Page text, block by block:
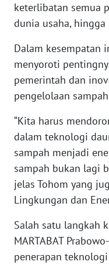
keterlibatan semua
dunia usaha, hingga
Dalam kesempatan
menyoroti
pemerintah dan
pengelolaan
“Kita harus
dalam teknologi
sampah menjadi
sampah bukan lagi
jelas Tohom yang
Lingkungan dan
Salah satu langkah
MARTABAT
penerapan teknologi
WN
WN
SULTENG
SULBAR
WN
BABEL
WN
SUMBAR
WN
SUMSEL